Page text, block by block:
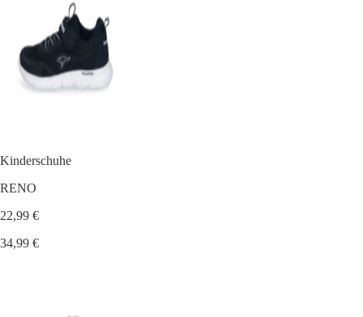
Kinderschuhe
RENO
22,99 €
34,99 €